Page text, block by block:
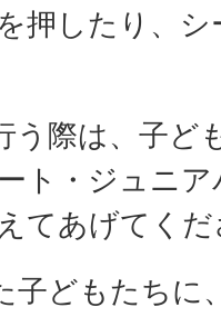
押したり、
う際は、子ど
ト・ジュニ
てあげてくだ
子どもたちに